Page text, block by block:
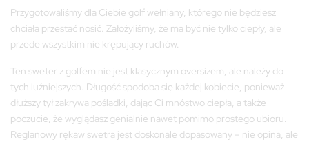
wynosiła:
720,00 zł.
wynosi:
396,00 zł.
Przygotowaliśmy dla Ciebie golf wełniany, którego nie będziesz
chciała przestać nosić. Założyliśmy, że ma być nie tylko ciepły, ale
przede wszystkim nie krępujący ruchów.
Ten sweter z golfem nie jest klasycznym oversizem, ale należy do
tych luźniejszych. Długość spodoba się każdej kobiecie, ponieważ
dłuższy tył zakrywa pośladki, dając Ci mnóstwo ciepła, a także
poczucie, że wyglądasz genialnie nawet pomimo prostego ubioru.
Reglanowy rękaw swetra jest doskonale dopasowany – nie opina, ale